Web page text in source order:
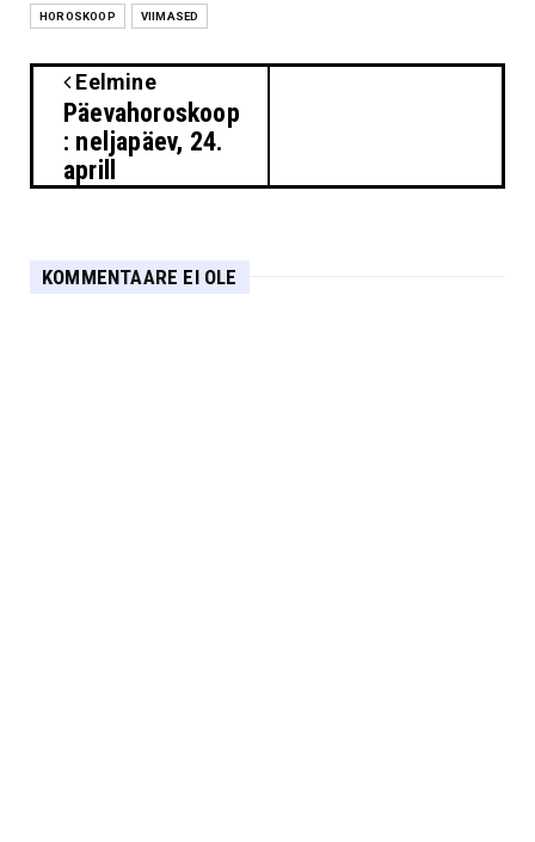
HOROSKOOP VIIMASED
Eelmine
Päevahoroskoop
: neljapäev, 24.
aprill
KOMMENTAARE EI OLE